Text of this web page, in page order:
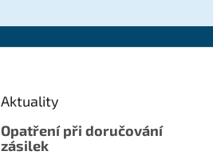
Aktuality
Opatření při doručování
zásilek